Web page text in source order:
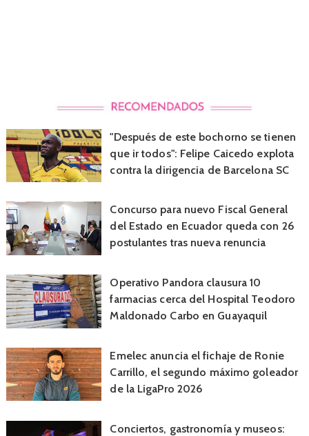
"Después de este bochorno se tienen
que ir todos": Felipe Caicedo explota
contra la dirigencia de Barcelona SC
Concurso para nuevo Fiscal General
del Estado en Ecuador queda con 26
postulantes tras nueva renuncia
Operativo Pandora clausura 10
farmacias cerca del Hospital Teodoro
Maldonado Carbo en Guayaquil
Emelec anuncia el fichaje de Ronie
Carrillo, el segundo máximo goleador
de la LigaPro 2026
Conciertos, gastronomía y museos: